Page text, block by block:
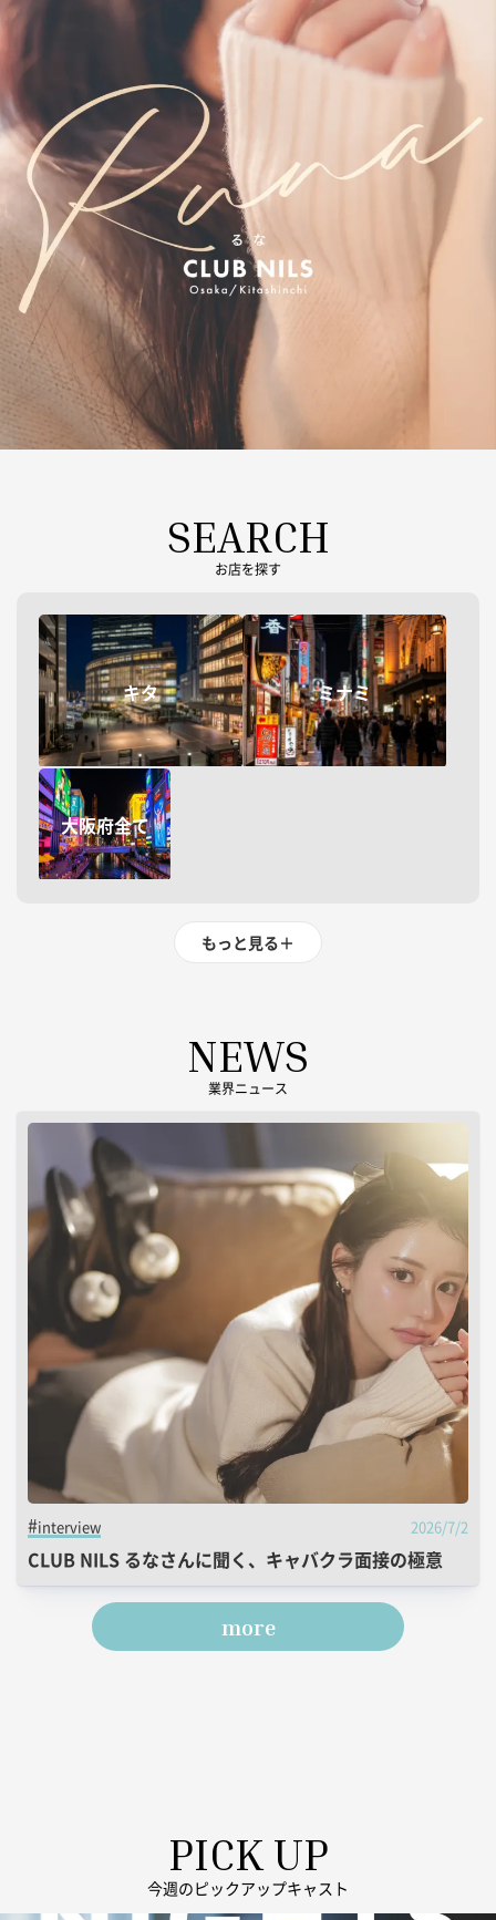
SEARCH
お店を探す
キタ ミナミ
大阪府全て
もっと見る＋
NEWS
業界ニュース
interview 2026/7/2
CLUB NILS るなさんに聞く、キャバクラ面接の極意
more
PICK UP
今週のピックアップキャスト